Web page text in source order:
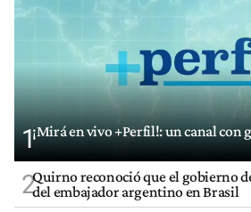
1¡Mirá en vivo +Perfil!: un canal con
2Quirno reconoció que el gobierno
del embajador argentino en Brasil